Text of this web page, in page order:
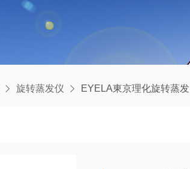
旋转蒸发仪 EYELA東京理化旋转蒸发仪N-1300E溶剂回收